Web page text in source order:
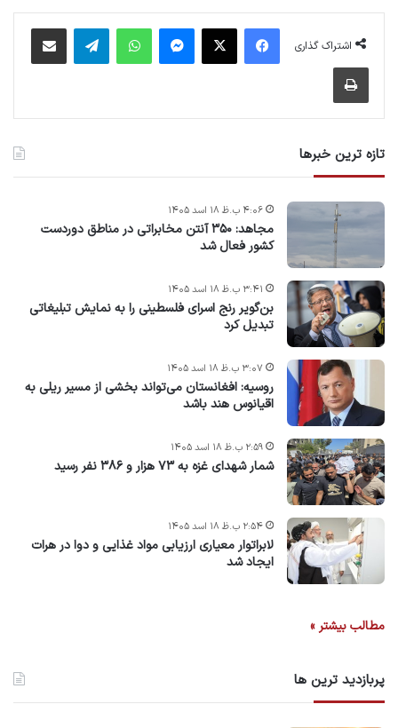
اشتراک گذاری
فیس بوک پیام رسان واتس آپ
تازه ترین خبرها
مجاهد: ۳۵۰ آنتن مخابراتی در مناطق دوردست
کشور فعال شد
۴:۰۶ ب.ظ ۱۸ اسد ۱۴۰۵
بن‌گویر رنج اسرای فلسطینی را به نمایش تبلیغاتی
تبدیل کرد
۳:۴۱ ب.ظ ۱۸ اسد ۱۴۰۵
روسیه: افغانستان می‌تواند بخشی از مسیر ریلی به
اقیانوس هند باشد
۳:۰۷ ب.ظ ۱۸ اسد ۱۴۰۵
شمار شهدای غزه به ۷۳ هزار و ۳۸۶ نفر رسید
۲:۵۹ ب.ظ ۱۸ اسد ۱۴۰۵
لابراتوار معیاری ارزیابی مواد غذایی و دوا در هرات
ایجاد شد
۲:۵۴ ب.ظ ۱۸ اسد ۱۴۰۵
مطالب بیشتر »
پربازدید ترین ها